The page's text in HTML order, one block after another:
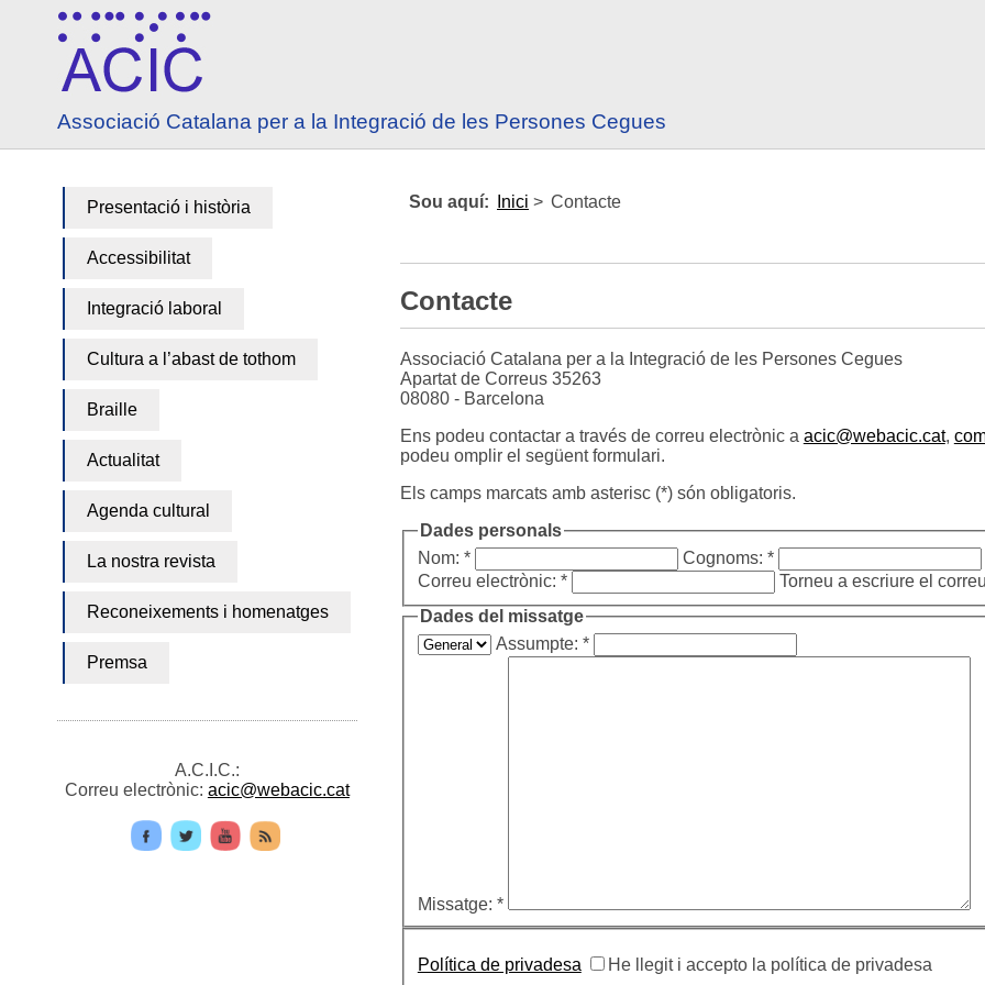
Anar a contingut
Anar a menú principal
Associació Catalana per a la Integració de les Persones Cegues
Presentació i història
Accessibilitat
Integració laboral
Cultura a l’abast de tothom
Braille
Actualitat
Agenda cultural
La nostra revista
Reconeixements i homenatges
Premsa
A.C.I.C.:
Correu electrònic: acic@webacic.cat
Sou aquí: Inici > Contacte
Contacte
Associació Catalana per a la Integració de les Persones Cegues
Apartat de Correus 35263
08080 - Barcelona
Ens podeu contactar a través de correu electrònic a acic@webacic.cat,
podeu omplir el següent formulari.
Els camps marcats amb asterisc (*) són obligatoris.
Dades personals
Nom: *
Cognoms: *
Correu electrònic: *
Torneu a escriure el
Dades del missatge
Assumpte: *
Missatge: *
Política de privadesa He llegit i accepto la política de privadesa